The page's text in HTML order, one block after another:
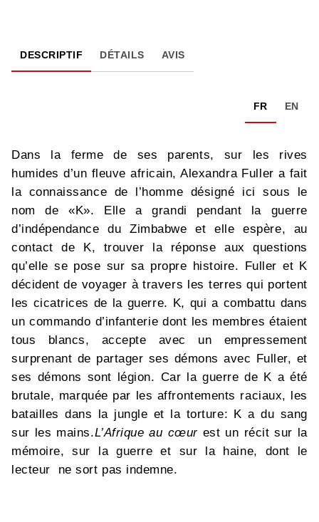
DESCRIPTIF DÉTAILS AVIS
FR EN
Dans la ferme de ses parents, sur les rives
humides d’un fleuve africain, Alexandra Fuller a fait
la connaissance de l’homme désigné ici sous le
nom de «K». Elle a grandi pendant la guerre
d’indépendance du Zimbabwe et elle espère, au
contact de K, trouver la réponse aux questions
qu’elle se pose sur sa propre histoire. Fuller et K
décident de voyager à travers les terres qui portent
les cicatrices de la guerre. K, qui a combattu dans
un commando d’infanterie dont les membres étaient
tous blancs, accepte avec un empressement
surprenant de partager ses démons avec Fuller, et
ses démons sont légion. Car la guerre de K a été
brutale, marquée par les affrontements raciaux, les
batailles dans la jungle et la torture: K a du sang
sur les mains.L’Afrique au cœurest un récit sur la
mémoire, sur la guerre et sur la haine, dont le
lecteur ne sort pas indemne.